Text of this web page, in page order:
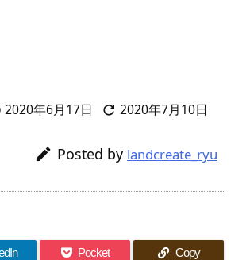
2020年6月17日  2020年7月10日
 Posted by landcreate_ryu
Pocket Copy